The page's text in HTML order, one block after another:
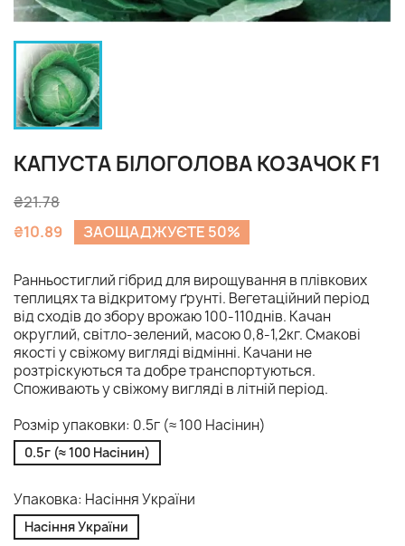
КАПУСТА БІЛОГОЛОВА КОЗАЧОК F1
₴21.78
₴10.89
ЗАОЩАДЖУЄТЕ 50%
Ранньостиглий гібрид для вирощування в плівкових
теплицях та відкритому ґрунті. Вегетаційний період
від сходів до збору врожаю 100-110днів. Качан
округлий, світло-зелений, масою 0,8-1,2кг. Смакові
якості у свіжому вигляді відмінні. Качани не
розтріскуються та добре транспортуються.
Споживають у свіжому вигляді в літній період.
Розмір упаковки: 0.5г (≈ 100 Насінин)
0.5г (≈ 100 Насінин)
Упаковка: Насіння України
Насіння України